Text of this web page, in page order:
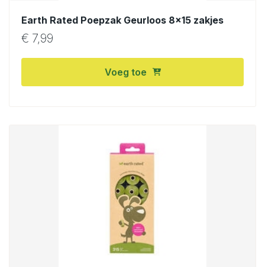
Earth Rated Poepzak Geurloos 8×15 zakjes
€ 7,99
Voeg toe